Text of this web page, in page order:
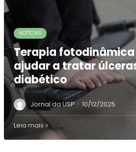
NOTÍCIAS
Terapia
ajudar a tratar
diabético
Jornal da USP · 10/12/2025
Leia mais